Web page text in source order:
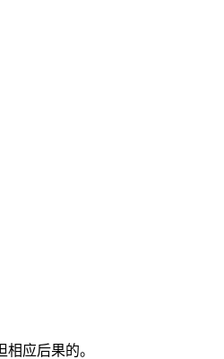
应后果的。